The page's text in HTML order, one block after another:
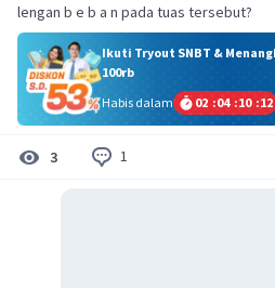
lengan b e b a n pada tuas tersebut?
Ikuti Tryout SNBT &
100rb
Habis dalam
02 :04 :10 :11
3 1